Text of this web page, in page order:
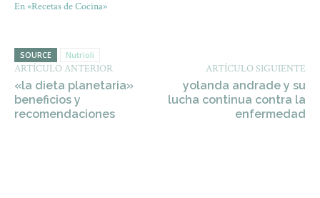
En «Recetas de Cocina»
SOURCE Nutrioli
ARTÍCULO ANTERIOR
«la dieta planetaria»
beneficios y
recomendaciones
ARTÍCULO SIGUIENTE
yolanda andrade y su
lucha continua contra la
enfermedad